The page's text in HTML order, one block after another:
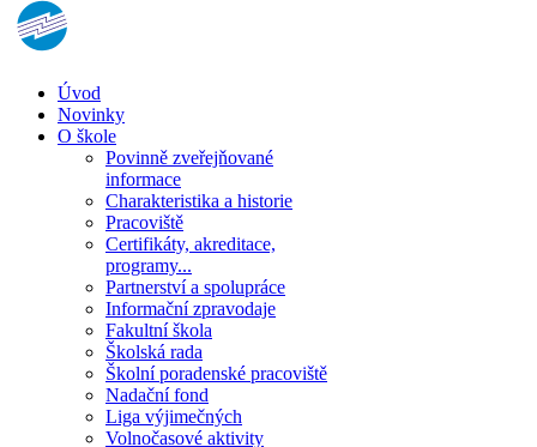
Úvod
Novinky
O škole
Povinně zveřejňované
informace
Charakteristika a historie
Pracoviště
Certifikáty, akreditace,
programy...
Partnerství a spolupráce
Informační zpravodaje
Fakultní škola
Školská rada
Školní poradenské pracoviště
Nadační fond
Liga výjimečných
Volnočasové aktivity